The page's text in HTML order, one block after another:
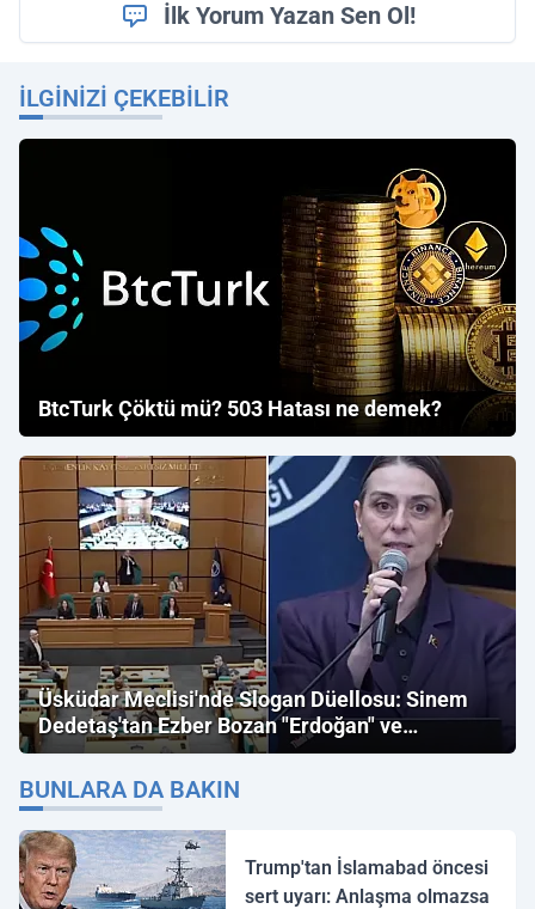
İlk Yorum Yazan Sen Ol!
İLGINIZI ÇEKEBILIR
BtcTurk Çöktü mü? 503 Hatası ne demek?
Üsküdar Meclisi'nde Slogan Düellosu: Sinem
Dedetaş'tan Ezber Bozan "Erdoğan" ve
"İmamoğlu" Çıkışı!
BUNLARA DA BAKIN
Trump'tan İslamabad öncesi
sert uyarı: Anlaşma olmazsa